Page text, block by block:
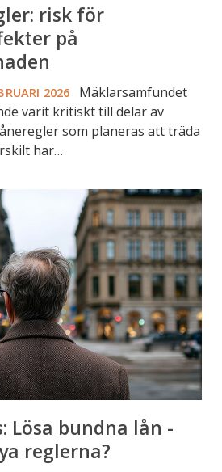
risk för
på
2026
Mäklarsamfundet
varit kritiskt till delar av
som planeras att träda
har…
Lösa bundna lån -
reglerna?